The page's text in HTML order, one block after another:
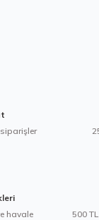
teşekkür ederiz.
bulunuyor.
daha pahalı.
alternatifler olmalı.
XL Unique UHP Yaz
havale
500